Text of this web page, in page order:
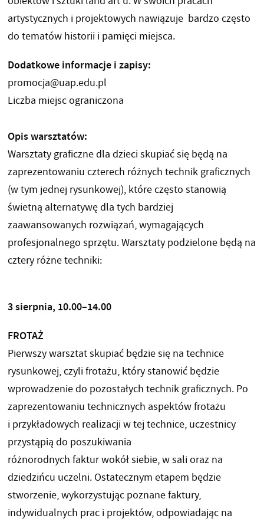
artystycznych i projektowych nawiązuje bardzo często
do tematów historii i pamięci miejsca.
Dodatkowe informacje i zapisy:
promocja@uap.edu.pl
Liczba miejsc ograniczona
Opis warsztatów:
Warsztaty graficzne dla dzieci skupiać się będą na
zaprezentowaniu czterech różnych technik graficznych
(w tym jednej rysunkowej), które często stanowią
świetną alternatywę dla tych bardziej
zaawansowanych rozwiązań, wymagających
profesjonalnego sprzętu. Warsztaty podzielone będą na
cztery różne techniki:
3 sierpnia, 10.00–14.00
FROTAŻ
Pierwszy warsztat skupiać będzie się na technice
rysunkowej, czyli frotażu, który stanowić będzie
wprowadzenie do pozostałych technik graficznych. Po
zaprezentowaniu technicznych aspektów frotażu
i przykładowych realizacji w tej technice, uczestnicy
przystąpią do poszukiwania
różnorodnych faktur wokół siebie, w sali oraz na
dziedzińcu uczelni. Ostatecznym etapem będzie
stworzenie, wykorzystując poznane faktury,
indywidualnych prac i projektów, odpowiadając na